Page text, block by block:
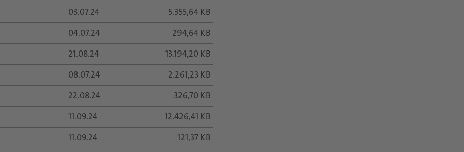
03.07.24
5.355,64 KB
04.07.24
294,64 KB
21.08.24
13.194,20 KB
08.07.24
2.261,23 KB
22.08.24
326,70 KB
11.09.24
12.426,41 KB
11.09.24
121,37 KB